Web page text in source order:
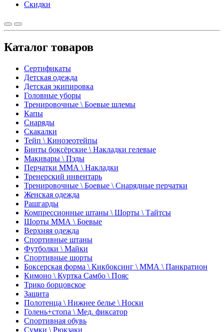
Скидки
Каталог товаров
Сертификаты
Детская одежда
Детская экипировка
Головные уборы
Тренировочные \ Боевые шлемы
Капы
Снаряды
Скакалки
Тейп \ Кинозеотейпы
Бинты боксёрские \ Накладки гелевые
Макивары \ Пэды
Перчатки ММА \ Накладки
Тренерский инвентарь
Тренировочные \ Боевые \ Снарядные перчатки
Женская одежда
Рашгарды
Компрессионные штаны \ Шорты \ Тайтсы
Шорты ММА \ Боевые
Верхняя одежда
Спортивные штаны
Футболки \ Майки
Спортивные шорты
Боксерская форма \ Кикбоксинг \ ММА \ Панкратион
Кимоно \ Куртка Самбо \ Пояс
Трико борцовское
Защита
Полотенца \ Нижнее белье \ Носки
Голень+стопа \ Мед. фиксатор
Спортивная обувь
Сумки \ Рюкзаки